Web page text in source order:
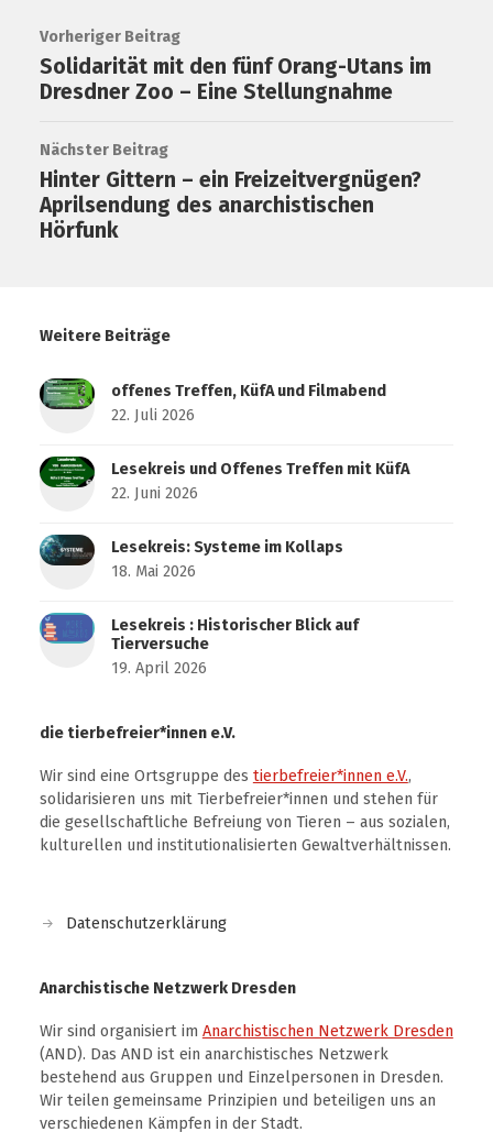
Vorheriger Beitrag
Solidarität mit den fünf Orang-Utans im
Dresdner Zoo – Eine Stellungnahme
Nächster Beitrag
Hinter Gittern – ein Freizeitvergnügen?
Aprilsendung des anarchistischen
Hörfunk
Weitere Beiträge
offenes Treffen, KüfA und Filmabend
22. Juli 2026
Lesekreis und Offenes Treffen mit KüfA
22. Juni 2026
Lesekreis: Systeme im Kollaps
18. Mai 2026
Lesekreis : Historischer Blick auf
Tierversuche
19. April 2026
die tierbefreier*innen e.V.
Wir sind eine Ortsgruppe des tierbefreier*innen e.V.,
solidarisieren uns mit Tierbefreier*innen und stehen für
die gesellschaftliche Befreiung von Tieren – aus sozialen,
kulturellen und institutionalisierten Gewaltverhältnissen.
Datenschutzerklärung
Anarchistische Netzwerk Dresden
Wir sind organisiert im Anarchistischen Netzwerk Dresden
(AND). Das AND ist ein anarchistisches Netzwerk
bestehend aus Gruppen und Einzelpersonen in Dresden.
Wir teilen gemeinsame Prinzipien und beteiligen uns an
verschiedenen Kämpfen in der Stadt.